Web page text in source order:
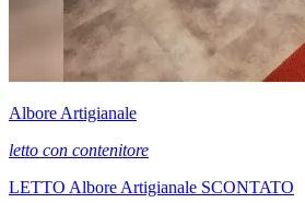
Albore Artigianale
letto con contenitore
LETTO Albore Artigianale SCONTATO